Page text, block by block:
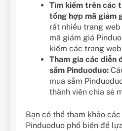
Tìm kiếm trên các
tổng hợp mã giảm
rất nhiều trang
mã giảm giá
kiếm các trang
Tham gia các diễn
sắm Pinduoduo:
mua sắm
thành viên chia sẻ
Bạn có thể tham khảo
Pinduoduo phổ biến để